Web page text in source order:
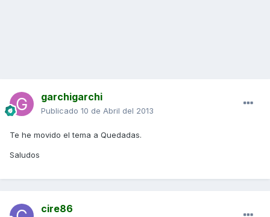
garchigarchi
Publicado 10 de Abril del 2013
Te he movido el tema a Quedadas.
Saludos
cire86